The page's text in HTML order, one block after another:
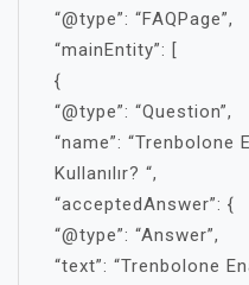
“@type”: “FAQPage”,
“mainEntity”: [
{
“@type”: “Question”,
“name”: “Trenbolone
Kullanılır? “,
“acceptedAnswer”: {
“@type”: “Answer”,
“text”: “Trenbolone